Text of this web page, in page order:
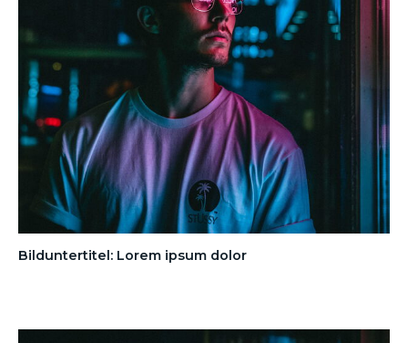
Bilduntertitel: Lorem ipsum dolor